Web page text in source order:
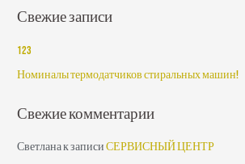
и
Свежие записи
123
Номиналы термодатчиков стиральных машин!
Свежие комментарии
Светланак записиСЕРВИСНЫЙ ЦЕНТР